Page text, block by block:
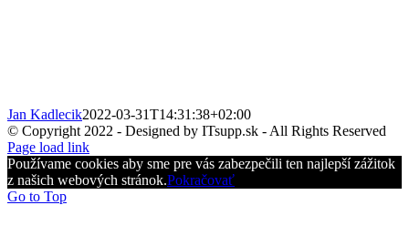
Jan Kadlecik2022-03-31T14:31:38+02:00
© Copyright 2022 - Designed by ITsupp.sk - All Rights Reserved
Page load link
Používame cookies aby sme pre vás zabezpečili ten najlepší zážitok
z našich webových stránok.Pokračovať
Go to Top